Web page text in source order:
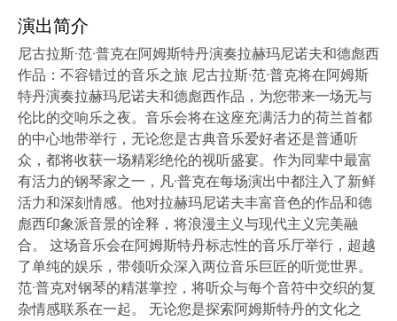
演出简介
尼古拉斯·范·普克在阿姆斯特丹演奏拉赫玛尼诺夫和德彪西
作品：不容错过的音乐之旅 尼古拉斯·范·普克将在阿姆斯
特丹演奏拉赫玛尼诺夫和德彪西作品，为您带来一场无与
伦比的交响乐之夜。音乐会将在这座充满活力的荷兰首都
的中心地带举行，无论您是古典音乐爱好者还是普通听
众，都将收获一场精彩绝伦的视听盛宴。作为同辈中最富
有活力的钢琴家之一，凡·普克在每场演出中都注入了新鲜
活力和深刻情感。他对拉赫玛尼诺夫丰富音色的作品和德
彪西印象派音景的诠释，将浪漫主义与现代主义完美融
合。 这场音乐会在阿姆斯特丹标志性的音乐厅举行，超越
了单纯的娱乐，带领听众深入两位音乐巨匠的听觉世界。
范·普克对钢琴的精湛掌控，将听众与每个音符中交织的复
杂情感联系在一起。 无论您是探索阿姆斯特丹的文化之